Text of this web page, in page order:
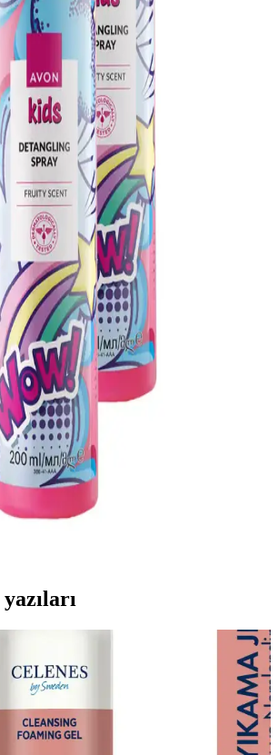
için tasarlanmış parfüm paketi, ferah ve
ve özel kullanım için ideal, geniş erişim ve
Erkek Parfümü: Ferah ve
Günlük Kullanım İçin Uygun
parfümü, ferah ve odunsu notalarıyla
uygun, kalıcı ve şık tasarımıyla öne çıkan bir
sunulur.
Koleksiyonu: Kalıcı ve Doğal
Modeller
kalıcılığı ve doğal tonlarıyla her
sunar, günlük ve özel günler için ideal,
uygulanabilir ürünler içerir.
Kremler: Farklı Koruma
Önerileri
50 güneş koruyucu kremleri, hafif yapıları,
ve çocuklar için özel formülleriyle güneşten
sunar.
Kokulu Saç Açıcı Sprey 200
Tarama
Kokulu Saç Açıcı Sprey 200 ml ikili set
için güvenli, tarama süresini kısaltan,